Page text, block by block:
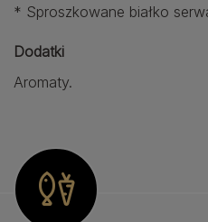
* Sproszkowane białko
Dodatki
Aromaty.